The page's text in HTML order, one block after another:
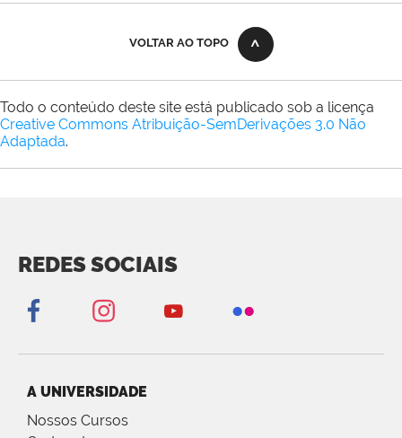
VOLTAR AO TOPO
Todo o conteúdo deste site está publicado sob a licença
Creative Commons Atribuição-SemDerivações 3.0 Não
Adaptada.
REDES SOCIAIS
A UNIVERSIDADE
Nossos Cursos